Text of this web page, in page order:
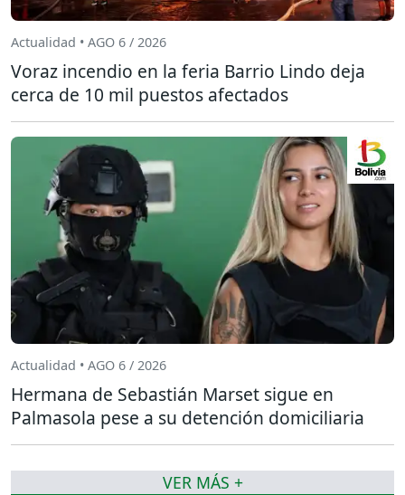
Actualidad • AGO 6 / 2026
Voraz incendio en la feria Barrio Lindo deja
cerca de 10 mil puestos afectados
Actualidad • AGO 6 / 2026
Hermana de Sebastián Marset sigue en
Palmasola pese a su detención domiciliaria
VER MÁS +